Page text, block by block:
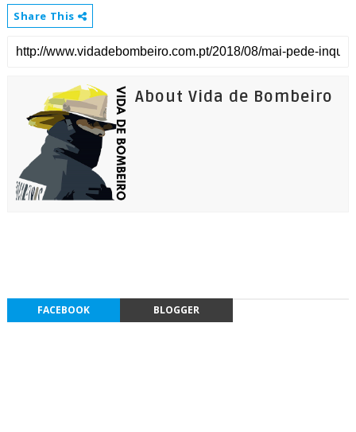
Share This
About Vida de Bombeiro
FACEBOOK BLOGGER